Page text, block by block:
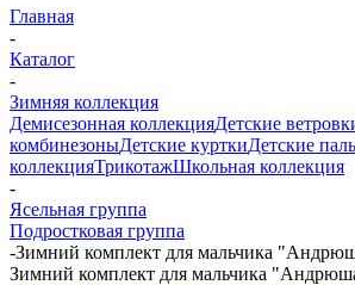
Главная
-
Каталог
-
Зимняя коллекция
Демисезонная коллекцияДетские
комбинезоныДетские курткиДетские
коллекцияТрикотажШкольная коллекция
-
Ясельная группа
Подростковая группа
-Зимний комплект для мальчика
Зимний комплект для мальчика